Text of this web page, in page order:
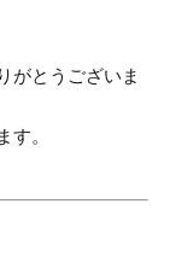
がとうございま
す。